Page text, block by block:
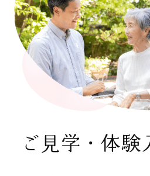
ご見学・体験